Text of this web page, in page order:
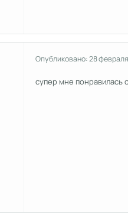
Опубликовано:28
супер мне понравилась